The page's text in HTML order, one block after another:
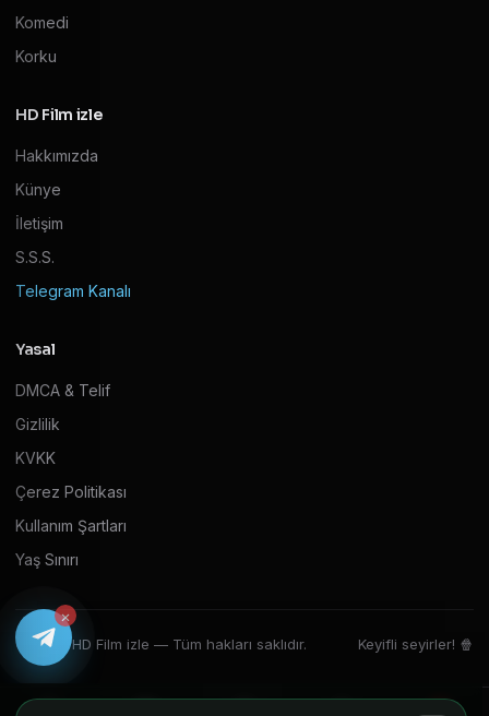
Komedi
Korku
HD Film izle
Hakkımızda
Künye
İletişim
S.S.S.
Telegram Kanalı
Yasal
DMCA & Telif
Gizlilik
KVKK
Çerez Politikası
Kullanım Şartları
Yaş Sınırı
© 2026 HD Film izle — Tüm hakları saklıdır. Keyifli seyirler! 🍿
×